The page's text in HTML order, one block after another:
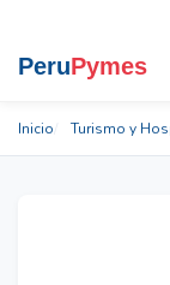
Inicio Turismo y